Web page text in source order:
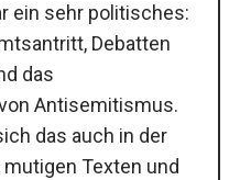
ein sehr politisches:
Debatten
das
Antisemitismus.
das auch in der
Texten und